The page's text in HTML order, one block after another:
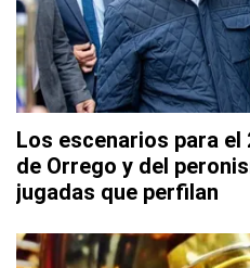
Los escenarios para el
de Orrego y del
jugadas que perfilan